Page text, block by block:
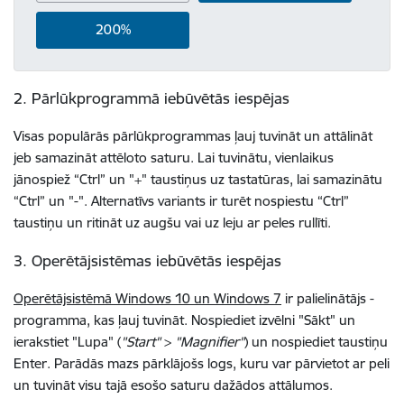
200%
2. Pārlūkprogrammā iebūvētās iespējas
Visas populārās pārlūkprogrammas ļauj tuvināt un attālināt
jeb samazināt attēloto saturu. Lai tuvinātu, vienlaikus
jānospiež “Ctrl” un "+" taustiņus uz tastatūras, lai samazinātu
“Ctrl” un "-". Alternatīvs variants ir turēt nospiestu “Ctrl”
taustiņu un ritināt uz augšu vai uz leju ar peles rullīti.
3. Operētājsistēmas iebūvētās iespējas
Operētājsistēmā Windows 10 un Windows 7 ir palielinātājs -
programma, kas ļauj tuvināt. Nospiediet izvēlni "Sākt" un
ierakstiet "Lupa" ("Start"> "Magnifier") un nospiediet taustiņu
Enter. Parādās mazs pārklājošs logs, kuru var pārvietot ar peli
un tuvināt visu tajā esošo saturu dažādos attālumos.